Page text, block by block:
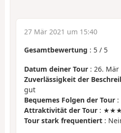
27 Mär 2021 um 15:40
Gesamtbewertung : 5 / 5
Datum deiner Tour : 26. Mär
Zuverlässigkeit der
gut
Bequemes Folgen der Tour
Attraktivität der Tour :
Tour stark frequentiert :